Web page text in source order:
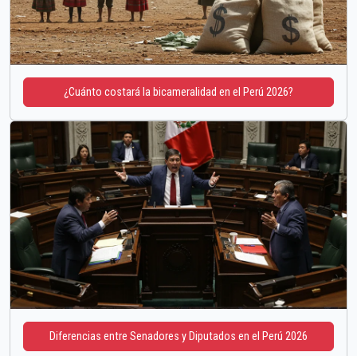
¿Cuánto costará la bicameralidad en el Perú 2026?
Diferencias entre Senadores y Diputados en el Perú 2026